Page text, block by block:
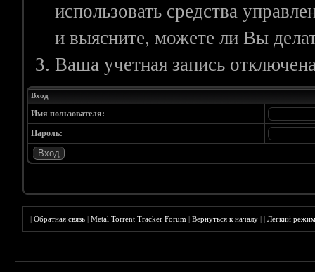
использовать средства
и выясните, можете ли Вы
Ваша учетная запись
Вход
Имя пользователя:
Пароль:
|Обратная связь |Metal Torrent Tracker Forum |Вернуться к началу ||Лёгкий